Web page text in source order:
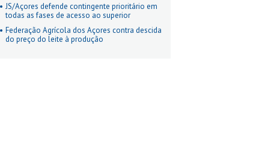
JS/Açores defende contingente prioritário em
todas as fases de acesso ao superior
Federação Agrícola dos Açores contra descida
do preço do leite à produção